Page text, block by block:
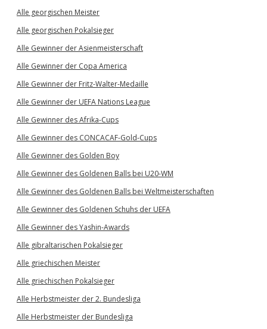
Alle georgischen Meister
Alle georgischen Pokalsieger
Alle Gewinner der Asienmeisterschaft
Alle Gewinner der Copa America
Alle Gewinner der Fritz-Walter-Medaille
Alle Gewinner der UEFA Nations League
Alle Gewinner des Afrika-Cups
Alle Gewinner des CONCACAF-Gold-Cups
Alle Gewinner des Golden Boy
Alle Gewinner des Goldenen Balls bei U20-WM
Alle Gewinner des Goldenen Balls bei Weltmeisterschaften
Alle Gewinner des Goldenen Schuhs der UEFA
Alle Gewinner des Yashin-Awards
Alle gibraltarischen Pokalsieger
Alle griechischen Meister
Alle griechischen Pokalsieger
Alle Herbstmeister der 2. Bundesliga
Alle Herbstmeister der Bundesliga